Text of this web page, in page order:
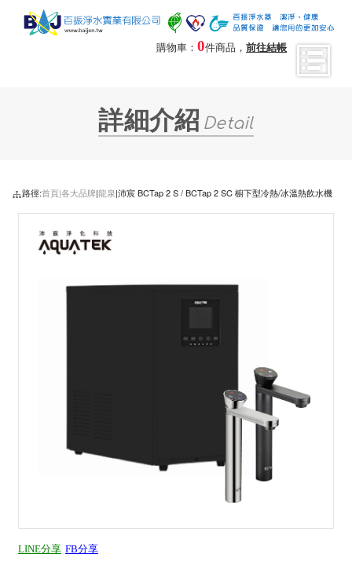
購物車： 0件商品， 前往結帳
詳細介紹 Detail
路徑:首頁|各大品牌|龍泉|沛宸 BCTap 2 S / BCTap 2 SC 櫥下型冷熱/冰溫熱飲水機
LINE分享 FB分享